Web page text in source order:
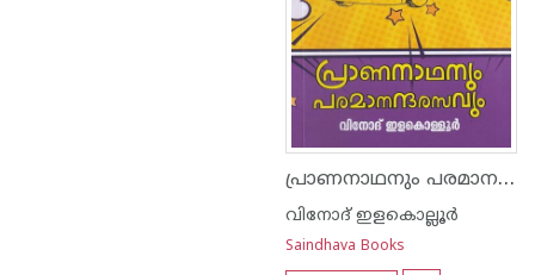
പ്രാണനാഥനും പരമാനന്ദരസവം
വിനോദ് ഇളകൊല്ലൂര്‍
Saindhava Books